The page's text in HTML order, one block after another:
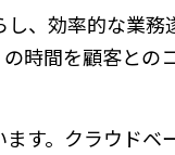
、効率的な業
時間を顧客との
す。クラウドベ